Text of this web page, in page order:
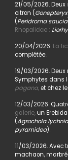
21/05/2026. Deux
citron (
(Peridroma saucia
Rhopalidae :
20/04/2026. La
complétée.
19/03/2026. Deux
Symphytes dans
pagana,et chez
12/03/2026.
galerie,un
(Agrochola
pyramidea).
11/03/2026. Avec
machaon,